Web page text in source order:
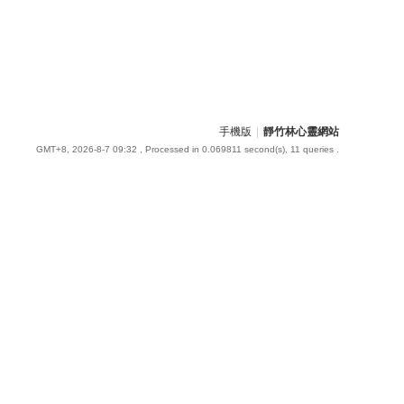
手機版 靜竹林心靈網站
GMT+8, 2026-8-7 09:32 , Processed in 0.069811 second(s), 11 queries .